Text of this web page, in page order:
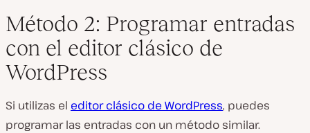
Método 2: Programar entradas
con el editor clásico de
WordPress
Si utilizas el editor clásico de WordPress, puedes
programar las entradas con un método similar.